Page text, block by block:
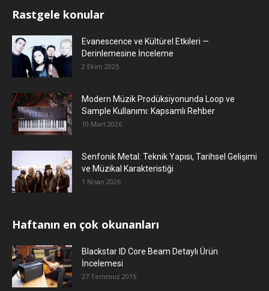
Rastgele konular
Evanescence ve Kültürel Etkileri —
Derinlemesine İnceleme
2 Ekim 2025
Modern Müzik Prodüksiyonunda Loop ve
Sample Kullanımı: Kapsamlı Rehber
10 Mart 2026
Senfonik Metal: Teknik Yapısı, Tarihsel Gelişimi
ve Müzikal Karakteristiği
1 Nisan 2026
Haftanın en çok okunanları
Blackstar ID Core Beam Detaylı Ürün
İncelemesi
27 Temmuz 2015